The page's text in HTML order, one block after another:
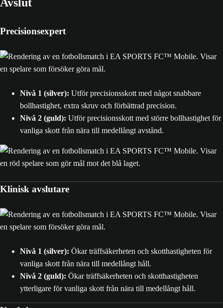
Precisionsexpert
Nivå 1 (silver): Utför precisionsskott med något snabbare
bollhastighet, extra skruv och förbättrad precision.
Nivå 2 (guld): Utför precisionsskott med större bollhastighet för
vanliga skott från nära till medellångt avstånd.
Klinisk avslutare
Nivå 1 (silver): Ökar träffsäkerheten och skotthastigheten för
vanliga skott från nära till medellångt håll.
Nivå 2 (guld): Ökar träffsäkerheten och skotthastigheten
ytterligare för vanliga skott från nära till medellångt håll.